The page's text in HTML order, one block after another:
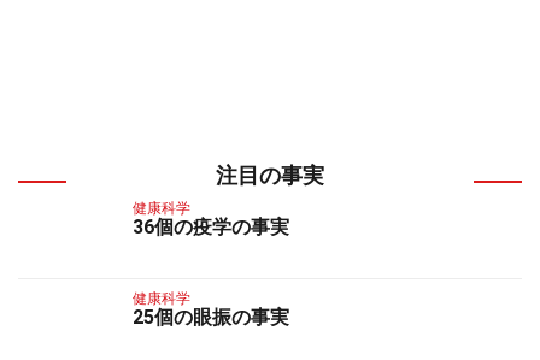
注目の事実
健康科学
36個の疫学の事実
健康科学
25個の眼振の事実